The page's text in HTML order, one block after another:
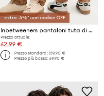
extra -5%* con codice OFF
Inbetweeners pantaloni tuta di cotone
Prezzo attuale:
62,99 €
Prezzo standard:139,90 €
Prezzo più basso:69,90 €